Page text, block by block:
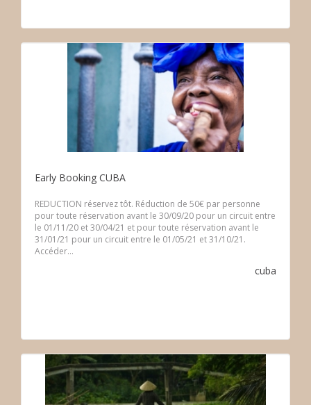
Early Booking CUBA
REDUCTION réservez tôt. Réduction de 50€ par personne
pour toute réservation avant le 30/09/20 pour un circuit entre
le 01/11/20 et 30/04/21 et pour toute réservation avant le
31/01/21 pour un circuit entre le 01/05/21 et 31/10/21.
Accéder...
cuba